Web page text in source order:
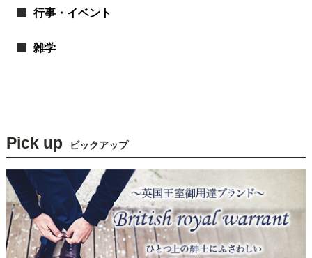
行事・イベント
雑学
Pick up ピックアップ